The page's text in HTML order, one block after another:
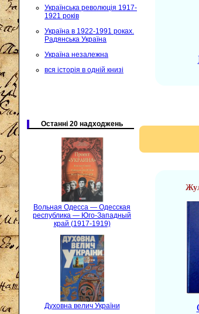
Українська революція 1917-
1921 років
Україна в 1922-1991 роках.
Радянська Україна
Україна незалежна
вся історія в одній книзі
Останні 20 надходжень
Вольная Одесса — Одесская
республика — Юго-Западный
край (1917-1919)
Духовна велич України